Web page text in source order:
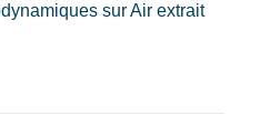
sur Air extrait